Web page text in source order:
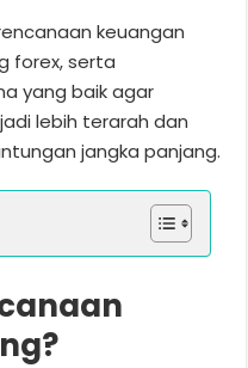
keuangan
forex, serta
yang baik agar
lebih terarah dan
jangka panjang.